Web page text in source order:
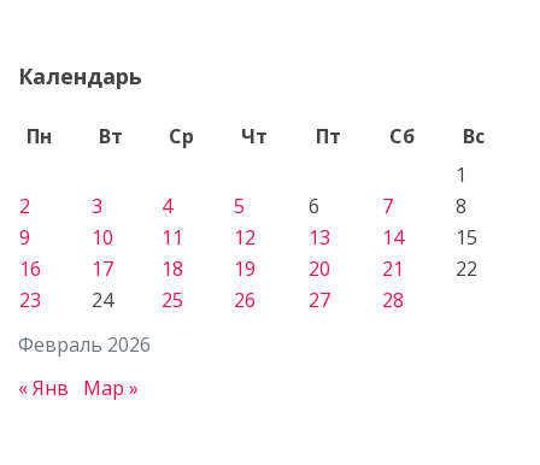
Календарь
Февраль 2026
Пн Вт Ср Чт Пт Сб
Вс
1
2
3 4 5 6 7
8
9
10 11 12 13 14
15
16
17 18 19 20 21
22
23
24 25 26 27 28
« Янв Мар »